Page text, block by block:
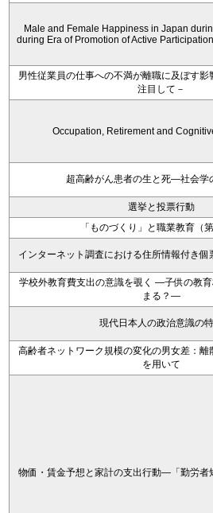
Male and Female Happiness in Japan
during Era of Promotion of Active
男性従業員の仕事への不満が離職に及ぼす影
注目して－
Occupation, Retirement and
超高齢がん患者の生と死―社会学
選挙と投票行動
「ものづくり」と職業教育（第
インターネット調査における住所情報付き
学校外教育費支出の意識を覗く ―子供の教
まる？―
現代日本人の政治意識の
高齢者ネットワーク規模の変化の男女差：離
を用いて
物価・賃金予想と家計の支出行動―「勤労